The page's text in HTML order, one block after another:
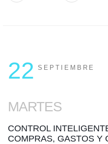
22 SEPTIEMBRE
MARTES
CONTROL
COMPRAS, GASTOS Y